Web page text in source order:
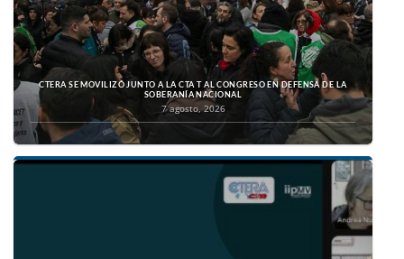
CTERA SE MOVILIZÓ JUNTO A LA CTA T AL CONGRESO EN DEFENSA DE LA
SOBERANÍA NACIONAL
7 agosto, 2026